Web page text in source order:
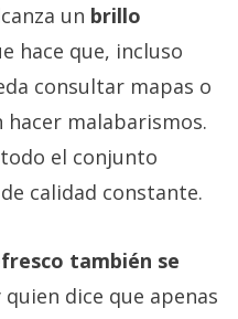
un brillo
hace que, incluso
consultar mapas o
malabarismos.
el conjunto
calidad constante.
también se
quien dice que apenas